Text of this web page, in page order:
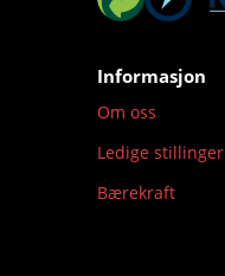
Informasjon
Om oss
Ledige stillinger
Bærekraft